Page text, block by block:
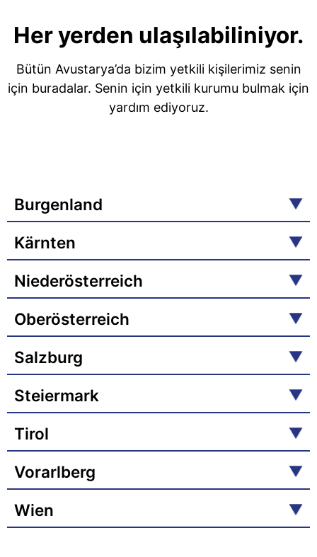
Her yerden ulaşılabiliniyor.
Bütün Avustarya’da bizim yetkili kişilerimiz senin
için buradalar. Senin için yetkili kurumu bulmak için
yardım ediyoruz.
Burgenland
Kärnten
Niederösterreich
Oberösterreich
Salzburg
Steiermark
Tirol
Vorarlberg
Wien